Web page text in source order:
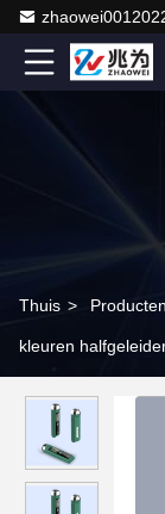
Thuis > Producten
kleuren